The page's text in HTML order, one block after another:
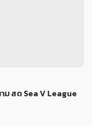
ม สด Sea V League